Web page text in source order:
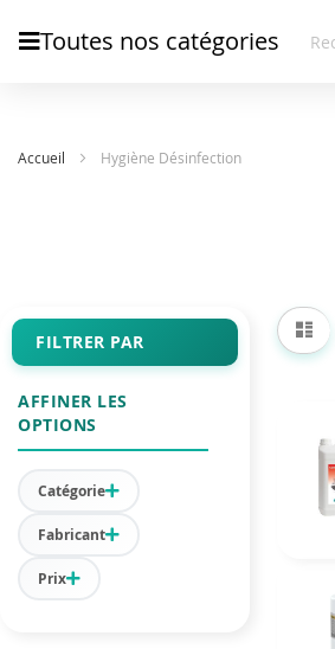
Toutes nos catégories
Accueil Hygiène Désinfection
FILTRER PAR
AFFINER LES
OPTIONS
Catégorie
Fabricant
Prix